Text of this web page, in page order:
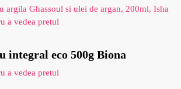
argila Ghassoul si ulei de argan, 200ml, Isha
a vedea pretul
integral eco 500g Biona
a vedea pretul